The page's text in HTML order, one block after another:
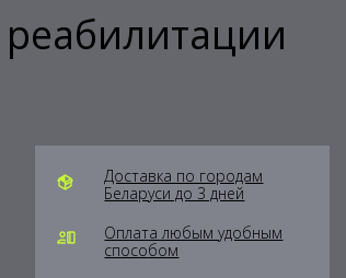
реабилитации
Доставка по городам
Беларуси до 3 дней
Оплата любым удобным
способом